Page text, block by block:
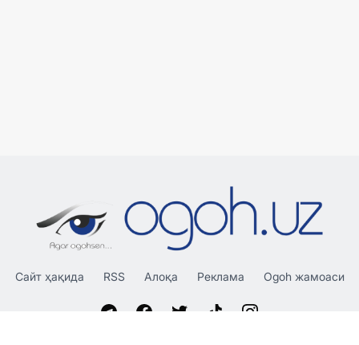
Сайт ҳақида RSS Алоқа Реклама Ogoh жамоаси